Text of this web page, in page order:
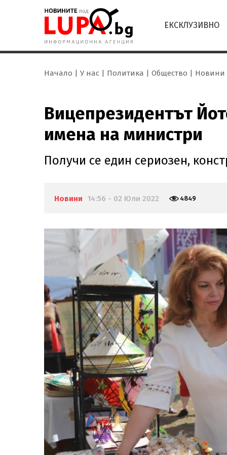
ЕКСКЛУЗИВНО
Начало У нас Политика Общество Новини
Вицепрезидентът
имена на министри
Получи се един сериозен,
Новини 14:56 - 02 Юли 2022 4849